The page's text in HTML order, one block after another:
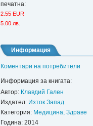
печатна:
2.55 EUR
5.00 лв.
Информация
Коментари на потребители
Информация за книгата:
Автор: Клавдий Гален
Издател: Изток Запад
Категория: Медицина, Здраве
Година: 2014